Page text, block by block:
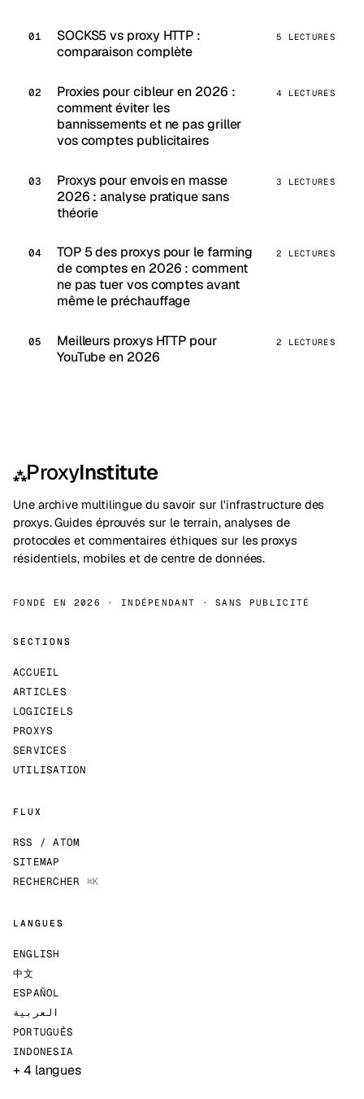
SOCKS5 vs proxy HTTP :
comparaison complète
5 LECTURES
Proxies pour cibleur en 2026 :
comment éviter les
bannissements et ne pas griller
vos comptes publicitaires
4 LECTURES
Proxys pour envois en masse
2026 : analyse pratique sans
théorie
3 LECTURES
TOP 5 des proxys pour le farming
de comptes en 2026 : comment
ne pas tuer vos comptes avant
même le préchauffage
2 LECTURES
Meilleurs proxys HTTP pour
YouTube en 2026
2 LECTURES
⁂ProxyInstitute
Une archive multilingue du savoir sur l'infrastructure des
proxys. Guides éprouvés sur le terrain, analyses de
protocoles et commentaires éthiques sur les proxys
résidentiels, mobiles et de centre de données.
FONDÉ EN 2026 · INDÉPENDANT · SANS PUBLICITÉ
SECTIONS
ACCUEIL
ARTICLES
LOGICIELS
PROXYS
SERVICES
UTILISATION
FLUX
RSS / ATOM
SITEMAP
RECHERCHER ⌘K
LANGUES
ENGLISH
中文
ESPAÑOL
العربية
PORTUGUÊS
INDONESIA
+ 4 langues